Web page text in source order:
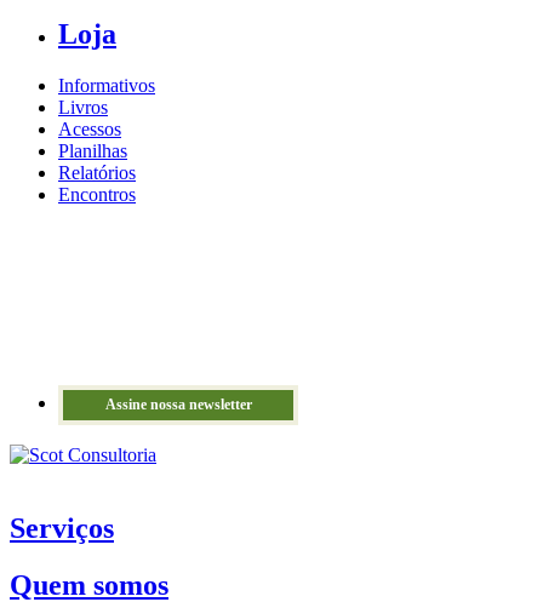
Loja
Informativos
Livros
Acessos
Planilhas
Relatórios
Encontros
Assine nossa newsletter
Serviços
Quem somos